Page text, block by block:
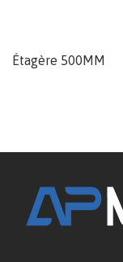
Étagère 500MM